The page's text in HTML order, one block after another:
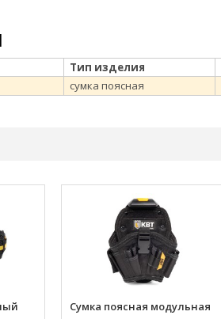
Тип изделия
сумка поясная
Сумка поясная модульная